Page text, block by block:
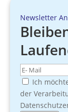
Newsletter
Ich
der